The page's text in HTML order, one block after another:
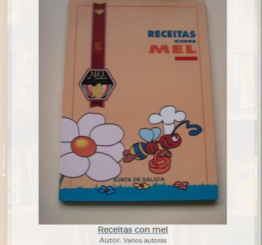
Receitas con mel
Autor: Varios autores